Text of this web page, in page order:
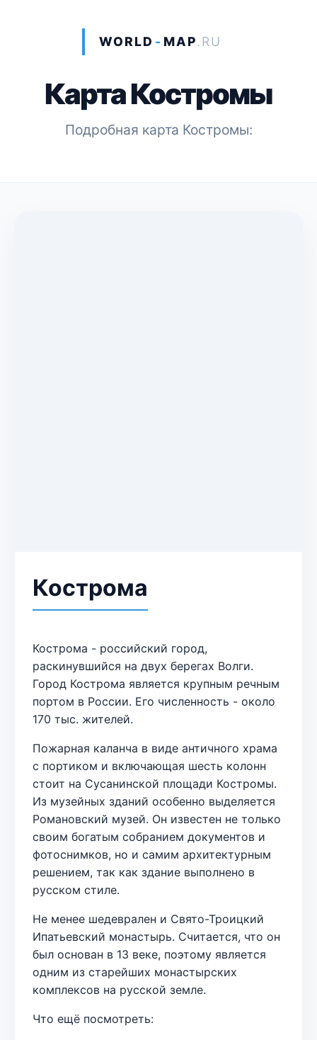
WORLD - MAP.RU
Карта Костромы
Подробная карта Костромы:
Кострома
Кострома - российский город,
раскинувшийся на двух берегах Волги.
Город Кострома является крупным речным
портом в России. Его численность - около
170 тыс. жителей.
Пожарная каланча в виде античного храма
с портиком и включающая шесть колонн
стоит на Сусанинской площади Костромы.
Из музейных зданий особенно выделяется
Романовский музей. Он известен не только
своим богатым собранием документов и
фотоснимков, но и самим архитектурным
решением, так как здание выполнено в
русском стиле.
Не менее шедеврален и Свято-Троицкий
Ипатьевский монастырь. Считается, что он
был основан в 13 веке, поэтому является
одним из старейших монастырских
комплексов на русской земле.
Что ещё посмотреть: